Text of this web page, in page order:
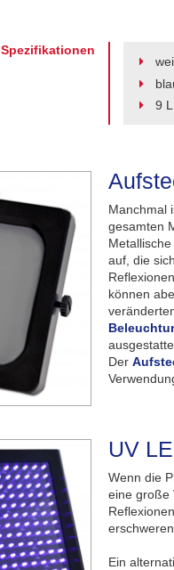
Spezifikationen
9
Manchmal
gesamten
auf, die
können
Der
UV
Wenn die
eine große
erschweren.
Ein